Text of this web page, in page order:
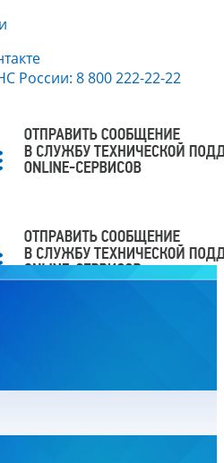
России: 8 800 222-22-22